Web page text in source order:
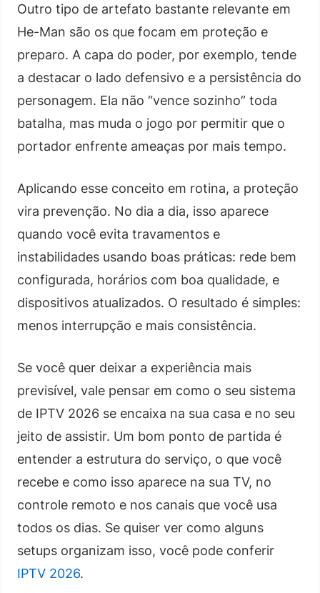
Outro tipo de artefato bastante relevante em
He-Man são os que focam em proteção e
preparo. A capa do poder, por exemplo, tende
a destacar o lado defensivo e a persistência do
personagem. Ela não “vence sozinho” toda
batalha, mas muda o jogo por permitir que o
portador enfrente ameaças por mais tempo.
Aplicando esse conceito em rotina, a proteção
vira prevenção. No dia a dia, isso aparece
quando você evita travamentos e
instabilidades usando boas práticas: rede bem
configurada, horários com boa qualidade, e
dispositivos atualizados. O resultado é simples:
menos interrupção e mais consistência.
Se você quer deixar a experiência mais
previsível, vale pensar em como o seu sistema
de IPTV 2026 se encaixa na sua casa e no seu
jeito de assistir. Um bom ponto de partida é
entender a estrutura do serviço, o que você
recebe e como isso aparece na sua TV, no
controle remoto e nos canais que você usa
todos os dias. Se quiser ver como alguns
setups organizam isso, você pode conferir
IPTV 2026.